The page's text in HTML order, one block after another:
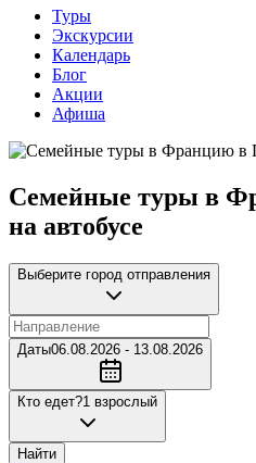
Туры
Экскурсии
Календарь
Блог
Акции
Афиша
Семейные туры в
на автобусе
Выберите город отправления
Даты06.08.2026 - 13.08.2026
Кто едет?1 взрослый
Найти